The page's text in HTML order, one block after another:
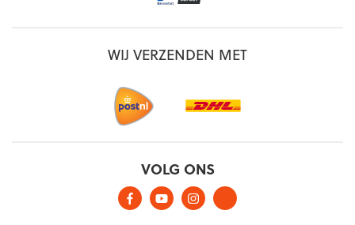
WIJ VERZENDEN MET